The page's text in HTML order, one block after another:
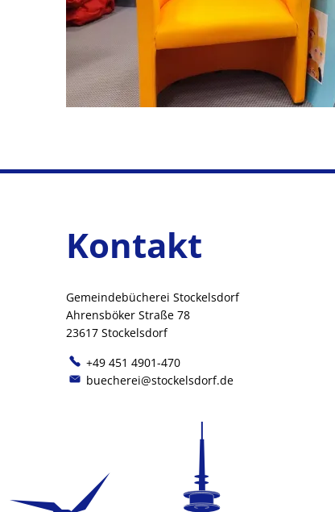
Kontakt
Gemeindebücherei Stockelsdorf
Ahrensböker Straße 78
23617 Stockelsdorf
+49 451 4901-470
buecherei@stockelsdorf.de